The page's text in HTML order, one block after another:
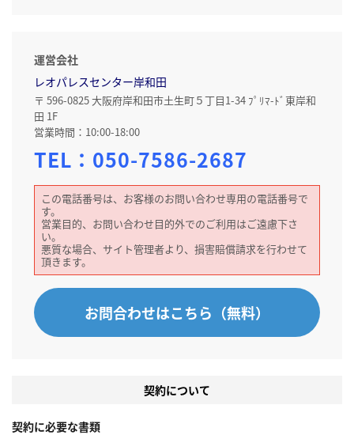
運営会社
レオパレスセンター岸和田
〒 596-0825 大阪府岸和田市土生町５丁目1-34 ﾌﾟﾘﾏ-ﾄﾞ東岸和
田 1F
営業時間：10:00-18:00
TEL： 050-7586-2687
この電話番号は、お客様のお問い合わせ専用の電話番号で
す。
営業目的、お問い合わせ目的外でのご利用はご遠慮下さ
い。
悪質な場合、サイト管理者より、損害賠償請求を行わせて
頂きます。
お問合わせはこちら（無料）
契約について
契約に必要な書類